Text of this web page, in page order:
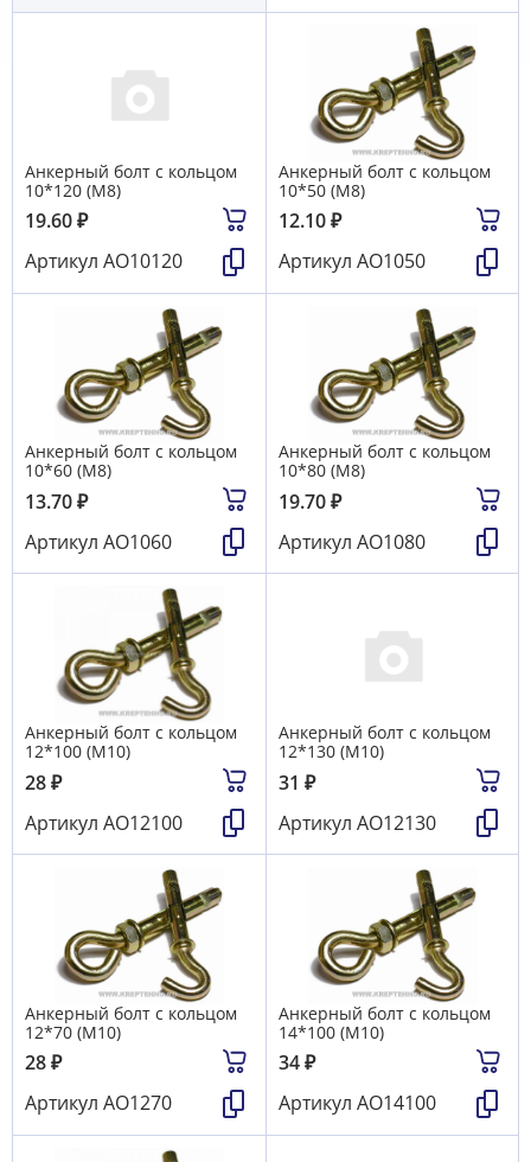
Анкерный болт с кольцом
10*120 (М8)
19.60₽
Артикул АО10120
Анкерный болт с кольцом
10*50 (М8)
12.10₽
Артикул АО1050
Анкерный болт с кольцом
10*60 (М8)
13.70₽
Артикул АО1060
Анкерный болт с кольцом
10*80 (М8)
19.70₽
Артикул АО1080
Анкерный болт с кольцом
12*100 (М10)
28₽
Артикул АО12100
Анкерный болт с кольцом
12*130 (М10)
31 ₽
Артикул АО12130
Анкерный болт с кольцом
12*70 (М10)
28₽
Артикул АО1270
Анкерный болт с кольцом
14*100 (М10)
34₽
Артикул АО14100